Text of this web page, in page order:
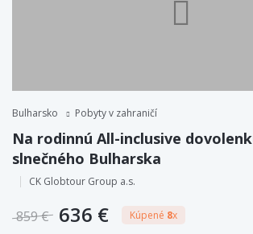
Bulharsko Pobyty v zahraničí
Na rodinnú All-inclusive
slnečného Bulharska
CK Globtour Group a.s.
859 € 636 € Kúpené 8x